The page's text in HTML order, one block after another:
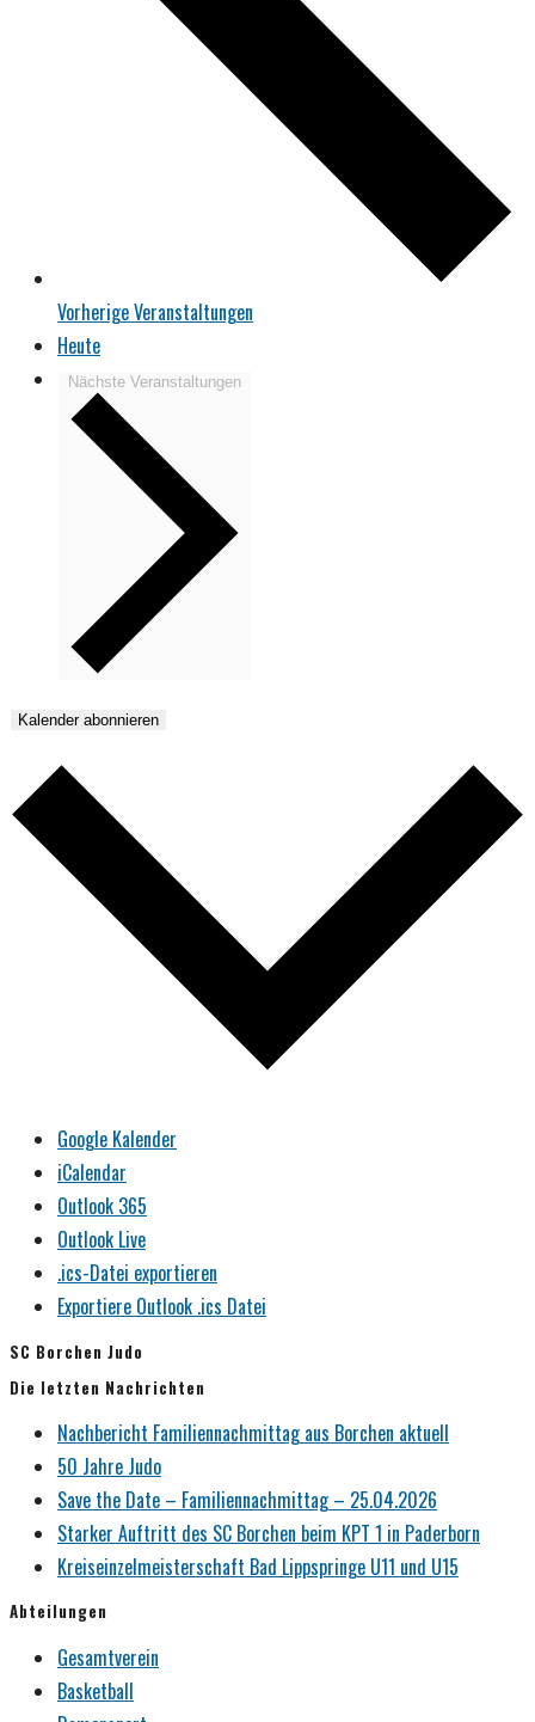
VorherigeVeranstaltungen
Heute
Nächste Veranstaltungen
Kalender abonnieren
Google Kalender
iCalendar
Outlook 365
Outlook Live
.ics-Datei exportieren
Exportiere Outlook .ics Datei
SC Borchen Judo
Die letzten Nachrichten
Nachbericht Familiennachmittag aus Borchen aktuell
50 Jahre Judo
Save the Date – Familiennachmittag – 25.04.2026
Starker Auftritt des SC Borchen beim KPT 1 in Paderborn
Kreiseinzelmeisterschaft Bad Lippspringe U11 und U15
Abteilungen
Gesamtverein
Basketball